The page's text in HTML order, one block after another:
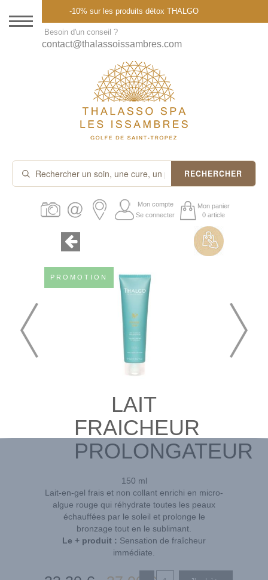
DESTINATION
THALASSO SPA
CURES ET FORFAITS
SOINS À LA CARTE
ABONNEMENTS
PROMOS
-10% sur les produits détox THALGO
Besoin d'un conseil ?
contact@thalassoissambres.com
RECHERCHER
Mon compte
Se connecter
Mon panier
0 article
PROMOTION
LAIT
FRAICHEUR
PROLONGATEUR
150 ml
Lait-en-gel frais et non collant enrichi en micro-
algue rouge qui réhydrate toutes les peaux
échauffées par le soleil et prolonge le
bronzage tout en le sublimant.
Le + produit : Sensation de fraîcheur
immédiate.